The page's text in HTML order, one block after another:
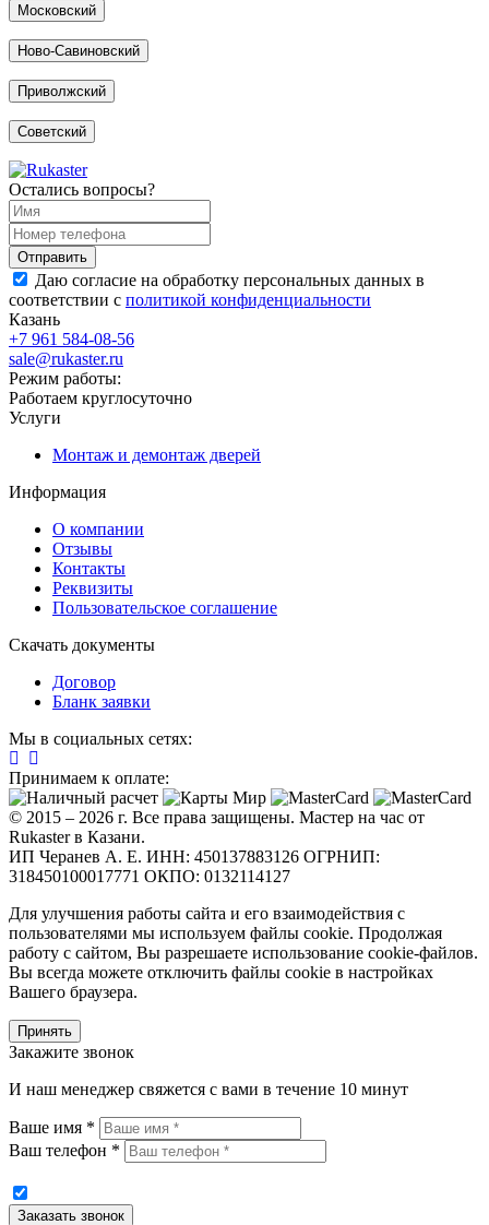
Московский
Ново-Савиновский
Приволжский
Советский
Остались вопросы?
Даю согласие на обработку персональных данных в
соответствии с политикой конфиденциальности
Казань
+7 961 584-08-56
sale@rukaster.ru
Режим работы:
Работаем круглосуточно
Услуги
Монтаж и демонтаж дверей
Информация
О компании
Отзывы
Контакты
Реквизиты
Пользовательское соглашение
Скачать документы
Договор
Бланк заявки
Мы в социальных сетях:
Принимаем к оплате:
© 2015 – 2026 г. Все права защищены. Мастер на час от
Rukaster в Казани.
ИП Черанев А. Е. ИНН: 450137883126 ОГРНИП:
318450100017771 ОКПО: 0132114127
Для улучшения работы сайта и его взаимодействия с
пользователями мы используем файлы cookie. Продолжая
работу с сайтом, Вы разрешаете использование cookie-файлов.
Вы всегда можете отключить файлы cookie в настройках
Вашего браузера.
Принять
Закажите звонок
И наш менеджер свяжется с вами в течение 10 минут
Ваше имя *
Ваш телефон *